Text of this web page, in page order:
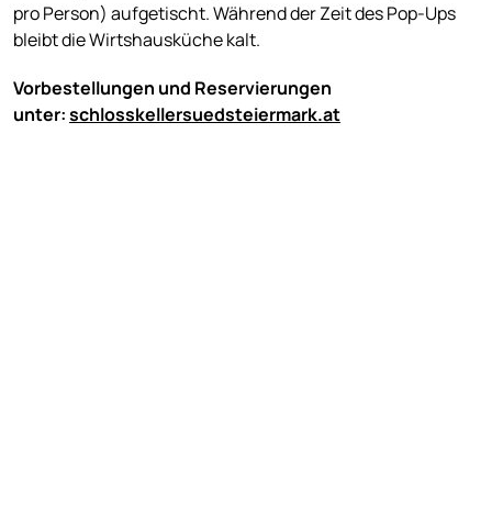
pro Person) aufgetischt. Während der Zeit des Pop-Ups
bleibt die Wirtshausküche kalt.
Vorbestellungen und Reservierungen
unter:schlosskellersuedsteiermark.at